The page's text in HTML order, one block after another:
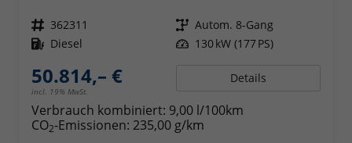
Fahrzeugnr. 362311 Getriebe Autom. 8-Gang
Kraftstoff Diesel Leistung 130 kW (177 PS)
50.814,– €
incl. 19% MwSt.
Details
Verbrauch kombiniert: 9,00 l/100km
CO2-Emissionen: 235,00 g/km